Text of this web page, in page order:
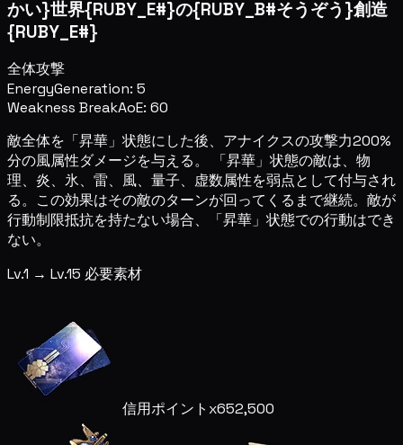
かい}世界{RUBY_E#}の{RUBY_B#そうぞう}創造
{RUBY_E#}
全体攻撃
EnergyGeneration: 5
Weakness BreakAoE: 60
敵全体を「昇華」状態にした後、アナイクスの攻撃力200%
分の風属性ダメージを与える。 「昇華」状態の敵は、物
理、炎、氷、雷、風、量子、虚数属性を弱点として付与され
る。この効果はその敵のターンが回ってくるまで継続。敵が
行動制限抵抗を持たない場合、「昇華」状態での行動はでき
ない。
Lv.1 → Lv.15 必要素材
信用ポイント x652,500